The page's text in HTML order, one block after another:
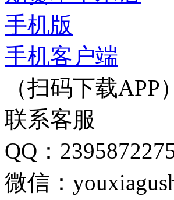
手机版
手机客户端
（扫码下载APP）
联系客服
QQ：
微信：